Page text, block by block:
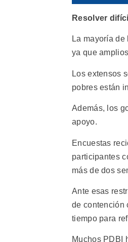
Resolver
La mayoría
ya que
Los extensos
pobres están
Además, los
apoyo.
Encuestas
participantes
más de dos
Ante esas
de contención
tiempo para
Muchos PDBI